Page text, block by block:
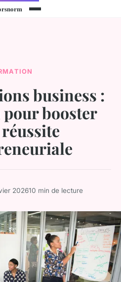
business :
booster
202610 min de lecture